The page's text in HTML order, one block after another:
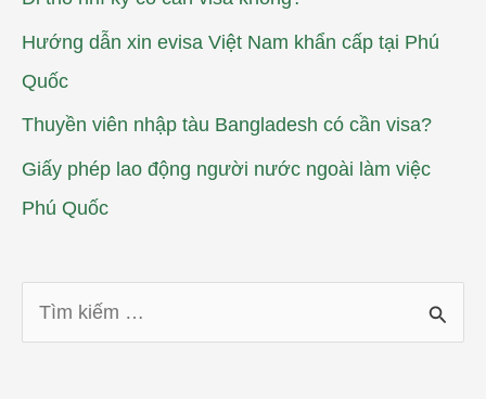
Hướng dẫn xin evisa Việt Nam khẩn cấp tại Phú
Quốc
Thuyền viên nhập tàu Bangladesh có cần visa?
Giấy phép lao động người nước ngoài làm việc
Phú Quốc